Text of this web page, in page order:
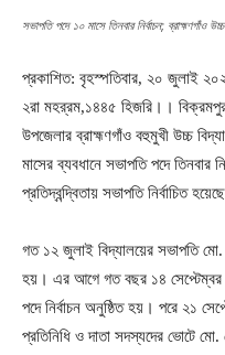
সভাপতি পদে ১০ মাসে তিনবার নির্বাচন; ব্রাহ্মণগাঁও
প্রকাশিত: বৃহস্পতিবার, ২০ জুলাই
২রা মহর্‌রম,১৪৪৫ হিজরি।।
উপজেলার ব্রাহ্মণগাঁও বহুমুখী উচ্চ
মাসের ব্যবধানে সভাপতি পদে তিনবার
প্রতিদ্বন্দ্বিতায় সভাপতি নির্বাচিত
গত ১২ জুলাই বিদ্যালয়ের সভাপতি
হয়। এর আগে গত বছর ১৪ সেপ্টেম্বর
পদে নির্বাচন অনুষ্ঠিত হয়। পরে ২১
প্রতিনিধি ও দাতা সদস্যদের ভোটে